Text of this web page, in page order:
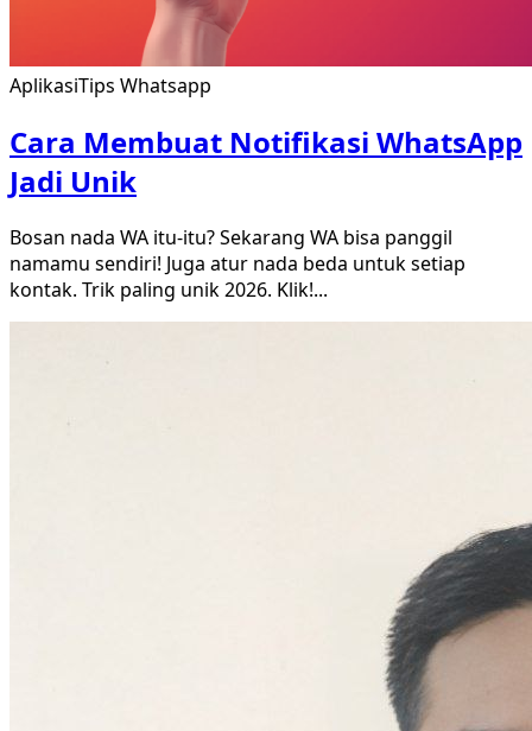
AplikasiTips Whatsapp
Cara Membuat Notifikasi WhatsApp
Jadi Unik
Bosan nada WA itu-itu? Sekarang WA bisa panggil
namamu sendiri! Juga atur nada beda untuk setiap
kontak. Trik paling unik 2026. Klik!...